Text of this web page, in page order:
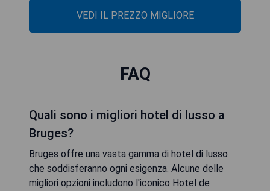
VEDI IL PREZZO MIGLIORE
FAQ
Quali sono i migliori hotel di lusso a
Bruges?
Bruges offre una vasta gamma di hotel di lusso
che soddisferanno ogni esigenza. Alcune delle
migliori opzioni includono l'iconico Hotel de